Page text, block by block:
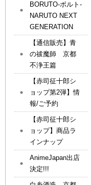
BORUTO-ボルト-
NARUTO NEXT
GENERATION
【通信販売】青
の祓魔師 京都
不浄王篇
【赤司征十郎シ
ョップ第2弾】情
報/ご予約
【赤司征十郎シ
ョップ】商品ラ
インナップ
AnimeJapan出店
決定!!!